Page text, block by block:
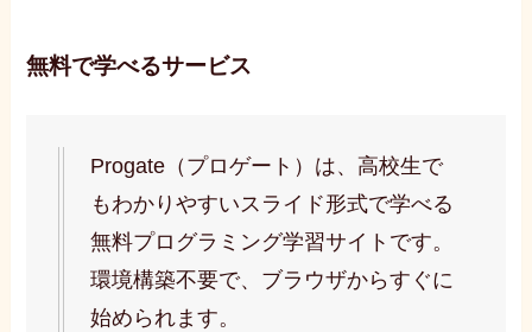
無料で学べるサービス
Progate（プロゲート）は、高校生で
もわかりやすいスライド形式で学べる
無料プログラミング学習サイトです。
環境構築不要で、ブラウザからすぐに
始められます。